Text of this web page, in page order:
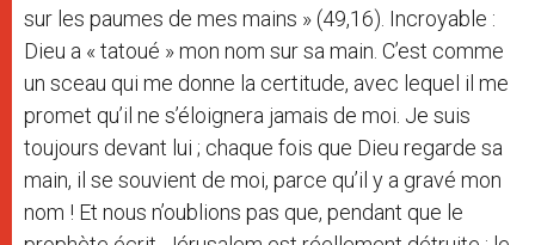
sur les paumes de mes mains » (49,16). Incroyable :
Dieu a « tatoué » mon nom sur sa main. C’est comme
un sceau qui me donne la certitude, avec lequel il me
promet qu’il ne s’éloignera jamais de moi. Je suis
toujours devant lui ; chaque fois que Dieu regarde sa
main, il se souvient de moi, parce qu’il y a gravé mon
nom ! Et nous n’oublions pas que, pendant que le